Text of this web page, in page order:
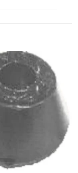
Añadir
a la
de
deseos